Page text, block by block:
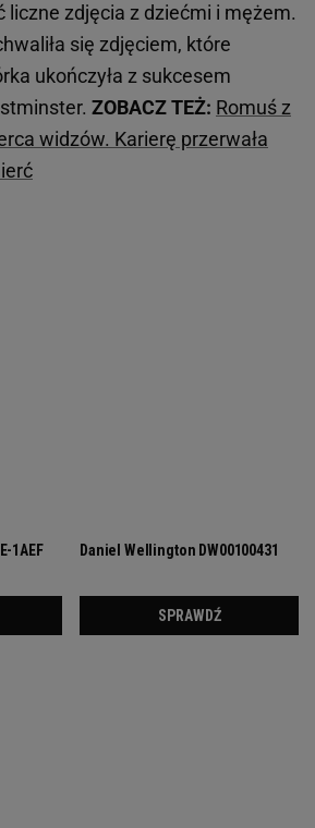
liczne zdjęcia z dziećmi i mężem.
się zdjęciem, które
ukończyła z sukcesem
ZOBACZ TEŻ: Romuś z
widzów. Karierę przerwała